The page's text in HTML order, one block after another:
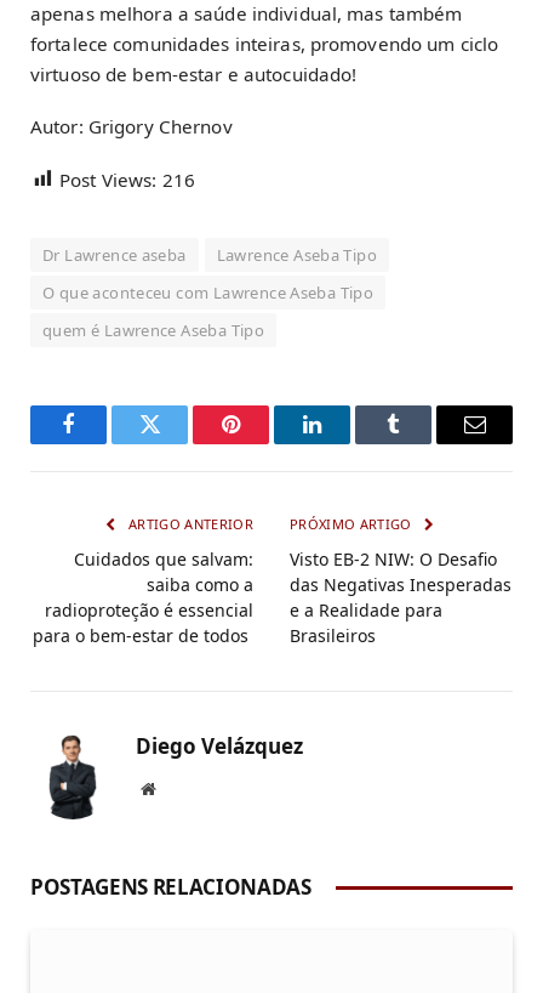
apenas melhora a saúde individual, mas também
fortalece comunidades inteiras, promovendo um ciclo
virtuoso de bem-estar e autocuidado!
Autor: Grigory Chernov
Post Views: 216
Dr Lawrence aseba
Lawrence Aseba Tipo
O que aconteceu com Lawrence Aseba Tipo
quem é Lawrence Aseba Tipo
FacebookTwitter Pinterest LinkedInTumblr Email
ARTIGO ANTERIOR
Cuidados que salvam:
saiba como a
radioproteção é essencial
para o bem-estar de todos
PRÓXIMO ARTIGO
Visto EB-2 NIW: O Desafio
das Negativas Inesperadas
e a Realidade para
Brasileiros
Diego Velázquez
Website
POSTAGENS RELACIONADAS